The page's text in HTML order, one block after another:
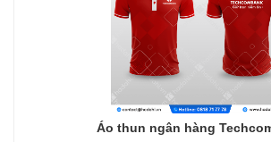
Áo thun ngân hàng